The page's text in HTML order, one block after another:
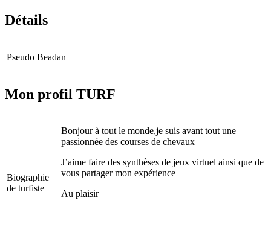
Détails
Pseudo Beadan
Mon profil TURF
Biographie
de turfiste
Bonjour à tout le monde,je suis avant tout une
passionnée des courses de chevaux
J’aime faire des synthèses de jeux virtuel ainsi que de
vous partager mon expérience
Au plaisir